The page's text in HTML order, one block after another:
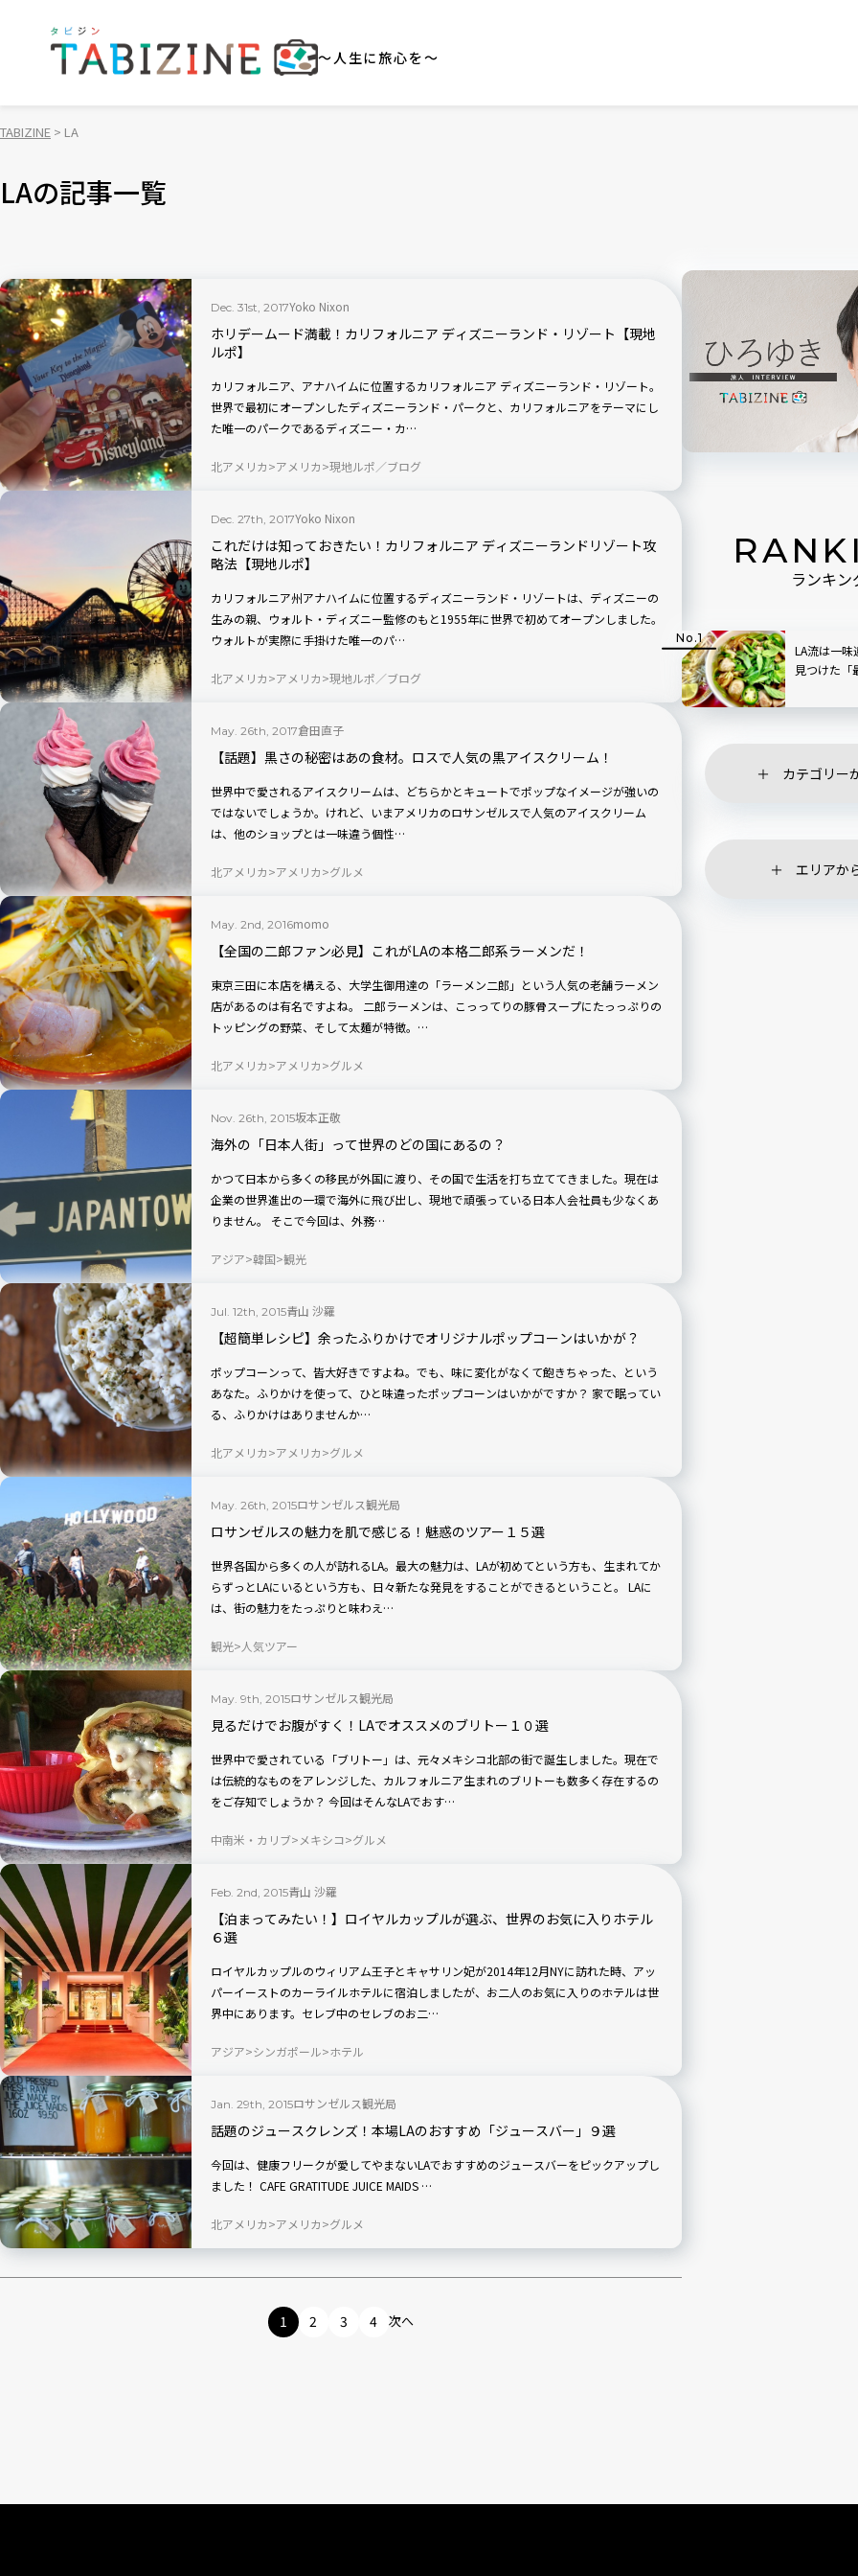
～人生に旅心を～
TABIZINE LA
LAの記事一覧
Dec. 31st, 2017Yoko Nixon
ホリデームード満載！カリフォルニア ディズニーランド・リゾート【現地
ルポ】
カリフォルニア、アナハイムに位置するカリフォルニア ディズニーランド・リゾート。
世界で最初にオープンしたディズニーランド・パークと、カリフォルニアをテーマにし
た唯一のパークであるディズニー・カ…
北アメリカ アメリカ 現地ルポ／ブログ
Dec. 27th, 2017Yoko Nixon
これだけは知っておきたい！カリフォルニア ディズニーランドリゾート攻
略法【現地ルポ】
カリフォルニア州アナハイムに位置するディズニーランド・リゾートは、ディズニーの
生みの親、ウォルト・ディズニー監修のもと1955年に世界で初めてオープンしました。
ウォルトが実際に手掛けた唯一のパ…
北アメリカ アメリカ 現地ルポ／ブログ
May. 26th, 2017倉田直子
【話題】黒さの秘密はあの食材。ロスで人気の黒アイスクリーム！
世界中で愛されるアイスクリームは、どちらかとキュートでポップなイメージが強いの
ではないでしょうか。けれど、いまアメリカのロサンゼルスで人気のアイスクリーム
は、他のショップとは一味違う個性…
北アメリカ アメリカ グルメ
May. 2nd, 2016momo
【全国の二郎ファン必見】これがLAの本格二郎系ラーメンだ！
東京三田に本店を構える、大学生御用達の「ラーメン二郎」という人気の老舗ラーメン
店があるのは有名ですよね。 二郎ラーメンは、こっってりの豚骨スープにたっっぷりの
トッピングの野菜、そして太麺が特徴。…
北アメリカ アメリカ グルメ
Nov. 26th, 2015坂本正敬
海外の「日本人街」って世界のどの国にあるの？
かつて日本から多くの移民が外国に渡り、その国で生活を打ち立ててきました。現在は
企業の世界進出の一環で海外に飛び出し、現地で頑張っている日本人会社員も少なくあ
りません。 そこで今回は、外務…
アジア 韓国 観光
Jul. 12th, 2015青山 沙羅
【超簡単レシピ】余ったふりかけでオリジナルポップコーンはいかが？
ポップコーンって、皆大好きですよね。でも、味に変化がなくて飽きちゃった、という
あなた。ふりかけを使って、ひと味違ったポップコーンはいかがですか？ 家で眠ってい
る、ふりかけはありませんか…
北アメリカ アメリカ グルメ
May. 26th, 2015ロサンゼルス観光局
ロサンゼルスの魅力を肌で感じる！魅惑のツアー１５選
世界各国から多くの人が訪れるLA。最大の魅力は、LAが初めてという方も、生まれてか
らずっとLAにいるという方も、日々新たな発見をすることができるということ。 LAに
は、街の魅力をたっぷりと味わえ…
観光 人気ツアー
May. 9th, 2015ロサンゼルス観光局
見るだけでお腹がすく！LAでオススメのブリトー１０選
世界中で愛されている「ブリトー」は、元々メキシコ北部の街で誕生しました。現在で
は伝統的なものをアレンジした、カルフォルニア生まれのブリトーも数多く存在するの
をご存知でしょうか？ 今回はそんなLAでおす…
中南米・カリブ メキシコ グルメ
Feb. 2nd, 2015青山 沙羅
【泊まってみたい！】ロイヤルカップルが選ぶ、世界のお気に入りホテル
６選
ロイヤルカップルのウィリアム王子とキャサリン妃が2014年12月NYに訪れた時、アッ
パーイーストのカーライルホテルに宿泊しましたが、お二人のお気に入りのホテルは世
界中にあります。セレブ中のセレブのお二…
アジア シンガポール ホテル
Jan. 29th, 2015ロサンゼルス観光局
話題のジュースクレンズ！本場LAのおすすめ「ジュースバー」９選
今回は、健康フリークが愛してやまないLAでおすすめのジュースバーをピックアップし
ました！ CAFE GRATITUDE JUICE MAIDS …
北アメリカ アメリカ グルメ
1 2 3 4 次へ
ランキン
LA流は一味
見つけた「
カテゴリー
エリアか